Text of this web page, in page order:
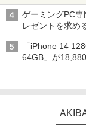
型モニターが
ゲーミングPC
レゼントを求め
「iPhone 14
64GB」が